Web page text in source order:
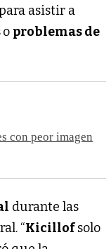
asistir a
o problemas de
con peor imagen
durante las
“Kicillofsolo